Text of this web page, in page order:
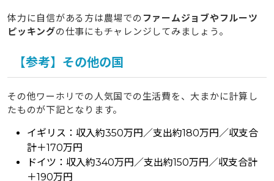
体力に自信がある方は農場での ファームジョブやフルーツ
ピッキングの仕事にもチャレンジしてみましょう。
【参考】その他の国
その他ワーホリでの人気国での生活費を、大まかに計算し
たものが下記となります。
イギリス：収入約350万円／支出約180万円／収支合
計＋170万円
ドイツ：収入約340万円／支出約150万円／収支合計
＋190万円